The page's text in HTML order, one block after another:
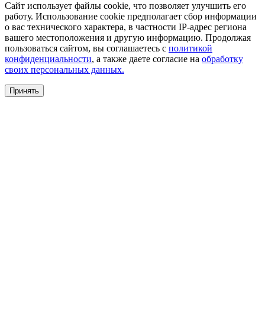
Сайт использует файлы cookie, что позволяет улучшить его
работу. Использование cookie предполагает сбор информации
о вас технического характера, в частности IP-адрес региона
вашего местоположения и другую информацию. Продолжая
пользоваться сайтом, вы соглашаетесь с политикой
конфиденциальности, а также даете согласие на обработку
своих персональных данных.
Принять